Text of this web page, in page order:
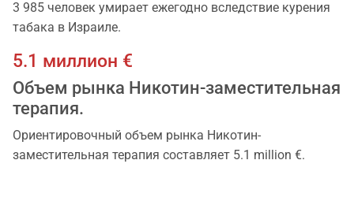
3 985 человек умирает ежегодно вследствие курения
табакa в Израиле.
5.1 миллион €
Объем рынка Никотин-заместительная
терапия.
Ориентировочный объем рынка Никотин-
заместительная терапия составляет 5.1 million €.